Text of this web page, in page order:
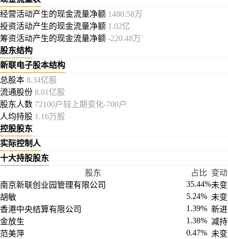
经营活动产生的现金流量净额 1480.58万
投资活动产生的现金流量净额 1.02亿
筹资活动产生的现金流量净额 -220.48万
股东结构
新联电子股本结构
总股本 8.34亿股
流通股份 8.01亿股
股东人数 72100户较上期变化-700户
人均持股 1.16万股
控股股东
实际控制人
十大持股股东
股东
占比 变动
南京新联创业园管理有限公司
35.44%未变
胡敏
5.24% 未变
香港中央结算有限公司
1.39% 新进
金放生
1.38% 减持
范美萍
0.47% 未变